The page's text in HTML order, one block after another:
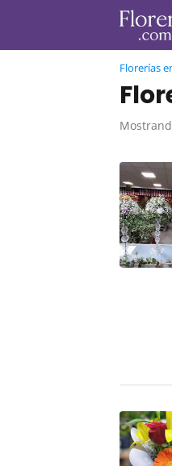
Florerías